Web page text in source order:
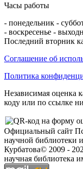
Часы работы
- понедельник -
- воскресенье -
Последний вторник
Соглашение об
Политика
Независимая оценка
коду или по ссылке
Официальный сайт
научной библиотеки
Курбатова© 2009 -
научная библиотека